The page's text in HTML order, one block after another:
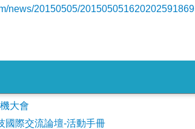
news/20150505/
大會
國際交流論壇-活動手冊